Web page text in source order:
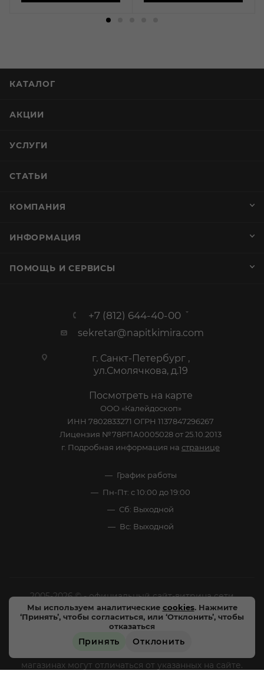
Мы используем аналитические cookies. Нажмите
‘Принять’, чтобы согласиться, или ‘Отклонить’, чтобы
отказаться
Принять Отклонить
КАТАЛОГ
АКЦИИ
УСЛУГИ
СТАТЬИ
КОМПАНИЯ
ИНФОРМАЦИЯ
ПОМОЩЬ И СЕРВИСЫ
+7 (812) 644-40-00
sekretar@napitkimira.com
г. Санкт-Петербург ,
ул.Смолячкова, д.19
Посмотреть на карте
ООО «Калейдоскоп»
ИНН 7802833271 ОГРН 1137847296267
Лицензия №78РПА0005028 от 25.10.2013
г. Подробная информация на странице
График работы
Пн-Пт: с 10:00 до 19:00
Сб: Выходной
Вс: Выходной
2005-2026 © - официальный сайт-витрина сети
специализированных напитков "Калейдоскоп Напитков
Мира". Все права защищены.
магазинах могут отличаться от указанных на сайте.